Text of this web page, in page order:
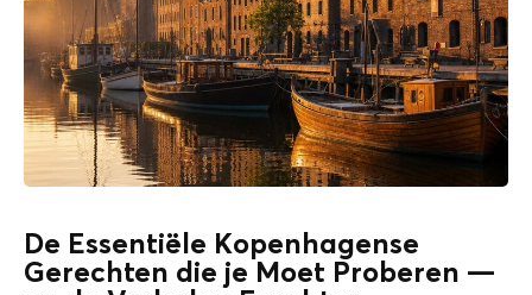
De Essentiële Kopenhagense
Gerechten die je Moet Proberen —